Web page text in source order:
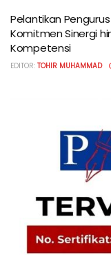
Pelantikan
Komitmen Sinergi
Kompetensi
EDITOR: TOHIR MUHAMMAD